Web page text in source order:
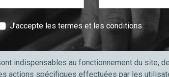
J’accepte les termes et les conditions
indispensables au fonctionnement du site,
actions spécifiques effectuées par les